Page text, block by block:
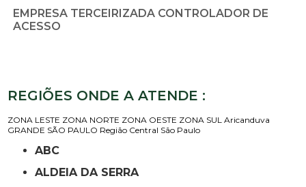
EMPRESA TERCEIRIZADA CONTROLADOR DE
ACESSO
REGIÕES ONDE A ATENDE :
ZONA LESTE ZONA NORTE ZONA OESTE ZONA SUL Aricanduva
GRANDE SÃO PAULO Região Central São Paulo
ABC
ALDEIA DA SERRA